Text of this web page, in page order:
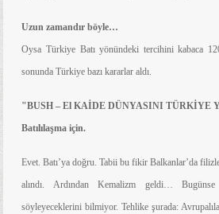
Uzun zamandır böyle…
Oysa Türkiye Batı yönündeki tercihini kabaca
sonunda Türkiye bazı kararlar aldı.
"BUSH – El KAİDE DÜNYASINI TÜRKİYE
Batılılaşma için.
Evet. Batı’ya doğru. Tabii bu fikir Balkanlar’da
alındı. Ardından Kemalizm geldi…
söyleyeceklerini bilmiyor. Tehlike şurada: